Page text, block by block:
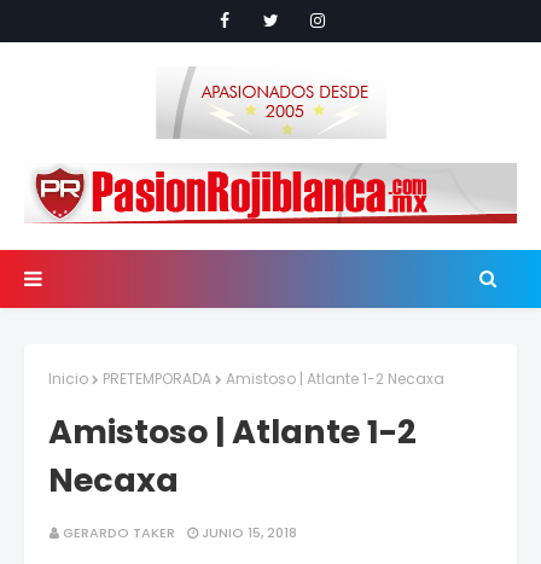
Inicio PRETEMPORADA Amistoso | Atlante 1-2 Necaxa
Amistoso | Atlante 1-2
Necaxa
GERARDO TAKER JUNIO 15, 2018